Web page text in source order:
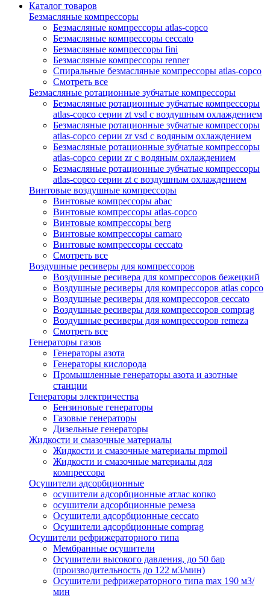
Каталог товаров
Безмасляные компрессоры
Безмасляные компрессоры atlas-copco
Безмасляные компрессоры ceccato
Безмасляные компрессоры fini
Безмасляные компрессоры renner
Спиральные безмасляные компрессоры atlas-copco
Смотреть все
Безмасляные ротационные зубчатые компрессоры
Безмасляные ротационные зубчатые компрессоры
atlas-copco серии zt vsd с воздушным охлаждением
Безмасляные ротационные зубчатые компрессоры
atlas-copco серии zr vsd с водяным охлаждением
Безмасляные ротационные зубчатые компрессоры
atlas-copco серии zr с водяным охлаждением
Безмасляные ротационные зубчатые компрессоры
atlas-copco серии zt с воздушным охлаждением
Винтовые воздушные компрессоры
Винтовые компрессоры abac
Винтовые компрессоры atlas-copco
Винтовые компрессоры berg
Винтовые компрессоры camaro
Винтовые компрессоры ceccato
Смотреть все
Воздушные ресиверы для компрессоров
Воздушные ресивера для компрессоров бежецкий
Воздушные ресиверы для компрессоров atlas copco
Воздушные ресиверы для компрессоров ceccato
Воздушные ресиверы для компрессоров comprag
Воздушные ресиверы для компрессоров remeza
Смотреть все
Генераторы газов
Генераторы азота
Генераторы кислорода
Промышленные генераторы азота и азотные
станции
Генераторы электричества
Бензиновые генераторы
Газовые генераторы
Дизельные генераторы
Жидкости и смазочные материалы
Жидкости и смазочные материалы mpmoil
Жидкости и смазочные материалы для
компрессора
Осушители адсорбционные
осушители адсорбционные атлас копко
осушители адсорбционные ремеза
Осушители адсорбционные ceccato
Осушители адсорбционные comprag
Осушители рефрижераторного типа
Мембранные осушители
Осушители высокого давления, до 50 бар
(производительность до 122 м3/мин)
Осушители рефрижераторного типа max 190 м3/
мин